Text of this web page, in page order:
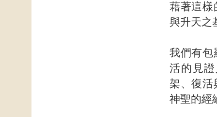
藉著這樣
與升天之
我們有包
活的見
架、復活
神聖的經